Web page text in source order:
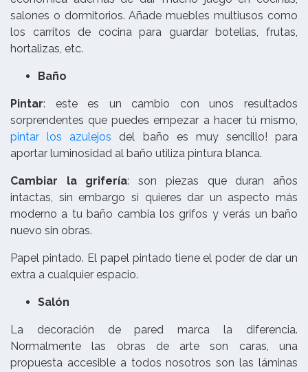
salones o dormitorios. Añade muebles multiusos como
los carritos de cocina para guardar botellas, frutas,
hortalizas, etc.
Baño
Pintar: este es un cambio con unos resultados
sorprendentes que puedes empezar a hacer tú mismo,
pintar los azulejos del baño es muy sencillo! para
aportar luminosidad al baño utiliza pintura blanca.
Cambiar la grifería: son piezas que duran años
intactas, sin embargo si quieres dar un aspecto más
moderno a tu baño cambia los grifos y verás un baño
nuevo sin obras.
Papel pintado. El papel pintado tiene el poder de dar un
extra a cualquier espacio.
Salón
La decoración de pared marca la diferencia.
Normalmente las obras de arte son caras, una
propuesta accesible a todos nosotros son las láminas